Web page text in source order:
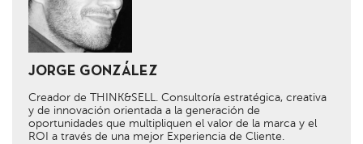
JORGE GONZÁLEZ
Creador de THINK&SELL. Consultoría estratégica, creativa
y de innovación orientada a la generación de
oportunidades que multipliquen el valor de la marca y el
ROI a través de una mejor Experiencia de Cliente.